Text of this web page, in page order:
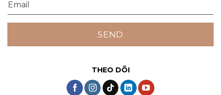
THEO DÕI